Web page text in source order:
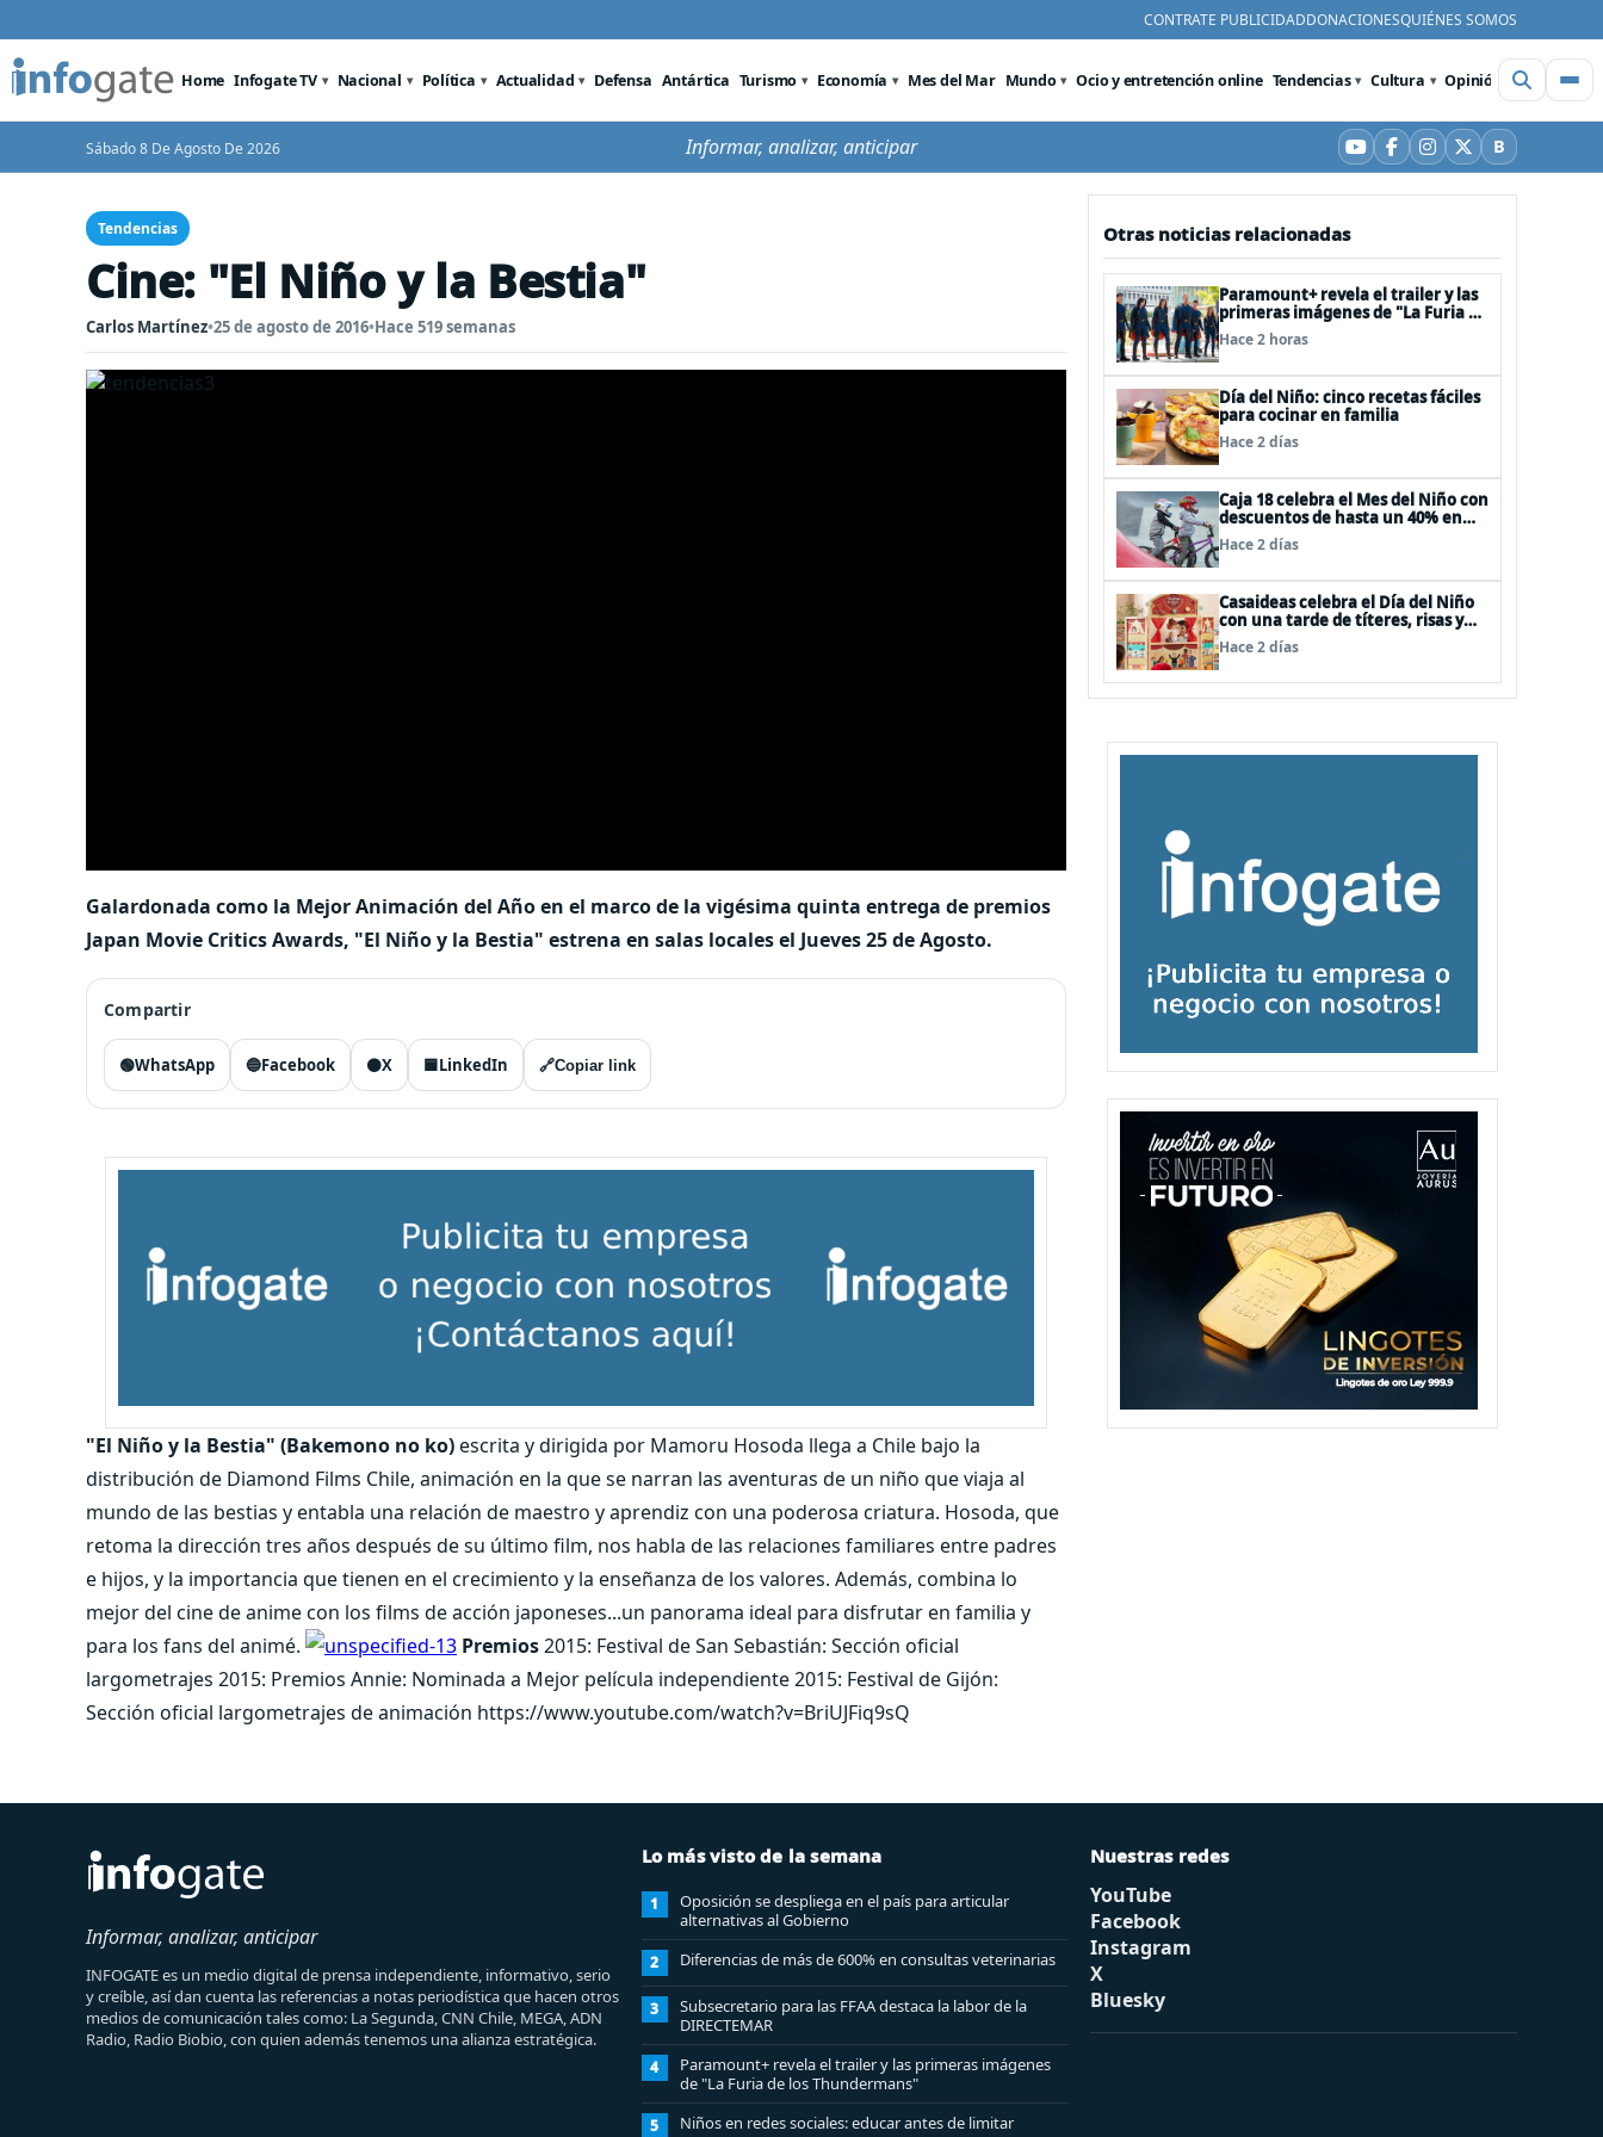
CONTRATE PUBLICIDADDONACIONESQUIÉNES SOMOS
Home Infogate TV Nacional Política Actualidad Defensa Antártica Turismo Economía Mes del Mar Mundo Ocio y entretención online Tendencias Cultura Opinión Videos
Sábado 8 De Agosto De 2026 Informar, analizar, anticipar YouTube
Facebook
Instagram
X BBluesky
Tendencias
Cine: "El Niño y la Bestia"
Carlos Martínez•25 de agosto de 2016•Hace 519 semanas
Galardonada como la Mejor Animación del Año en el marco de la vigésima quinta entrega de premios
Japan Movie Critics Awards, "El Niño y la Bestia" estrena en salas locales el Jueves 25 de Agosto.
Compartir
🟢WhatsApp 🔵Facebook ⚫X 🟦LinkedIn 🔗Copiar link
"El Niño y la Bestia" (Bakemono no ko)escrita y dirigida por Mamoru Hosoda llega a Chile bajo la
distribución de Diamond Films Chile, animación en la que se narran las aventuras de un niño que viaja al
mundo de las bestias y entabla una relación de maestro y aprendiz con una poderosa criatura. Hosoda, que
retoma la dirección tres años después de su último film, nos habla de las relaciones familiares entre padres
e hijos, y la importancia que tienen en el crecimiento y la enseñanza de los valores. Además, combina lo
mejor del cine de anime con los films de acción japoneses...un panorama ideal para disfrutar en familia y
para los fans del animé.
Premios2015: Festival de San Sebastián: Sección oficial
largometrajes 2015: Premios Annie: Nominada a Mejor película independiente 2015: Festival de Gijón:
Sección oficial largometrajes de animación https://www.youtube.com/watch?v=BriUJFiq9sQ
Otras noticias relacionadas
Paramount+ revela el trailer y las
primeras imágenes de "La Furia de
los Thundermans"
Hace 2 horas
Día del Niño: cinco recetas fáciles
para cocinar en familia
Hace 2 días
Caja 18 celebra el Mes del Niño con
descuentos de hasta un 40% en
panoramas, cine, shows y
streaming
Hace 2 días
Casaideas celebra el Día del Niño
con una tarde de títeres, risas y
sorpresas en el Mall Plaza Vespucio
Hace 2 días
Informar, analizar, anticipar
INFOGATE es un medio digital de prensa independiente, informativo, serio
y creíble, así dan cuenta las referencias a notas periodística que hacen otros
medios de comunicación tales como: La Segunda, CNN Chile, MEGA, ADN
Radio, Radio Biobio, con quien además tenemos una alianza estratégica.
Lo más visto de la semana
1
Oposición se despliega en el país para articular
alternativas al Gobierno
2 Diferencias de más de 600% en consultas veterinarias
3
Subsecretario para las FFAA destaca la labor de la
DIRECTEMAR
4
Paramount+ revela el trailer y las primeras imágenes
de "La Furia de los Thundermans"
5 Niños en redes sociales: educar antes de limitar
Nuestras redes
YouTube
Facebook
Instagram
X
Bluesky